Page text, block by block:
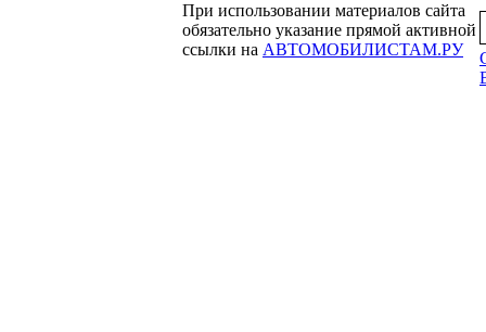
При использовании материалов сайта
обязательно указание прямой активной
ссылки на АВТОМОБИЛИСТАМ.РУ